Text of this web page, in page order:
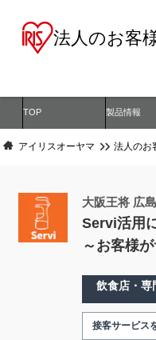
法人のお客
TOP 製品情報
アイリスオーヤマ 法人のお
大阪王将 広
Servi活用
～お客様
飲食店・専
接客サービス